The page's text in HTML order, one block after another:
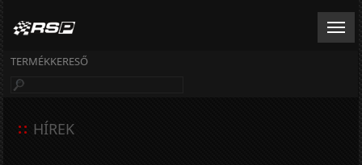
TERMÉKKERESŐ
:: HÍREK